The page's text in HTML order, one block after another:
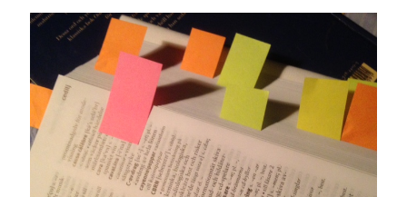
Etiketter
#blogg100 allmänbildning
barnen basket corona
död England fest film fotboll